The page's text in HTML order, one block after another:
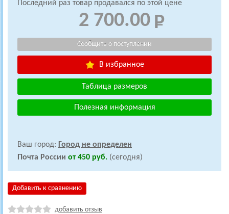
Последний раз товар продавался по этой цене
2 700.00
В избранное
Таблица размеров
Полезная информация
Ваш город: Город не определен
Почта России от 450 руб. (сегодня)
Добавить к сравнению
добавить отзыв